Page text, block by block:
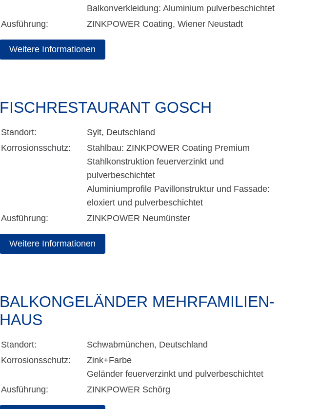
Balkonverkleidung: Aluminium pulverbeschichtet
Ausführung:
ZINKPOWER Coating, Wiener Neustadt
Weitere Informationen
FISCHRESTAURANT GOSCH
Standort:
Sylt, Deutschland
Korrosionsschutz:
Stahlbau: ZINKPOWER Coating Premium
Stahlkonstruktion feuerverzinkt und
pulverbeschichtet
Aluminiumprofile Pavillonstruktur und Fassade:
eloxiert und pulverbeschichtet
Ausführung:
ZINKPOWER Neumünster
Weitere Informationen
BALKONGELÄNDER MEHRFAMILIEN­
HAUS
Standort:
Schwabmünchen, Deutschland
Korrosionsschutz:
Zink+Farbe
Geländer feuerverzinkt und pulverbeschichtet
Ausführung:
ZINKPOWER Schörg